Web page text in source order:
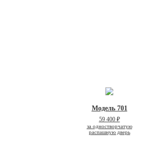
Модель 701
59 400 ₽
за одностворчатую
распашную дверь